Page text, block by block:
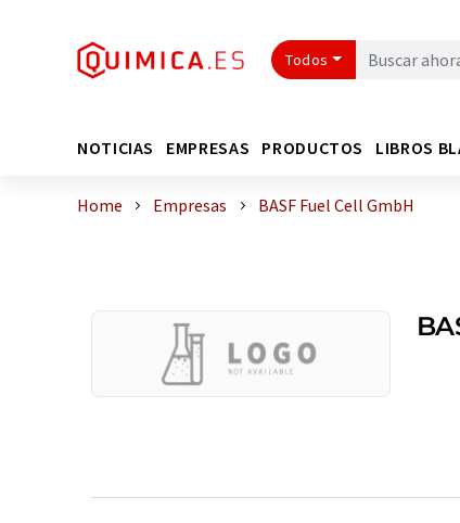
Todos
NOTICIAS EMPRESAS PRODUCTOS LIBROS
Home Empresas BASF Fuel Cell GmbH